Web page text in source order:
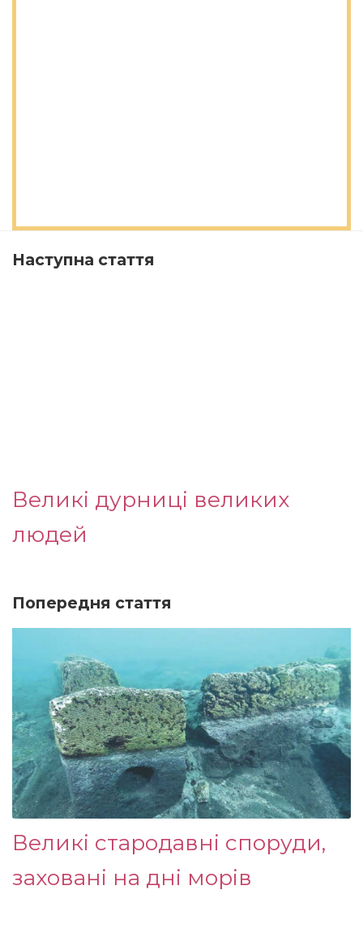
Наступна стаття
Великі дурниці великих
людей
Попередня стаття
Великі стародавні споруди,
заховані на дні морів